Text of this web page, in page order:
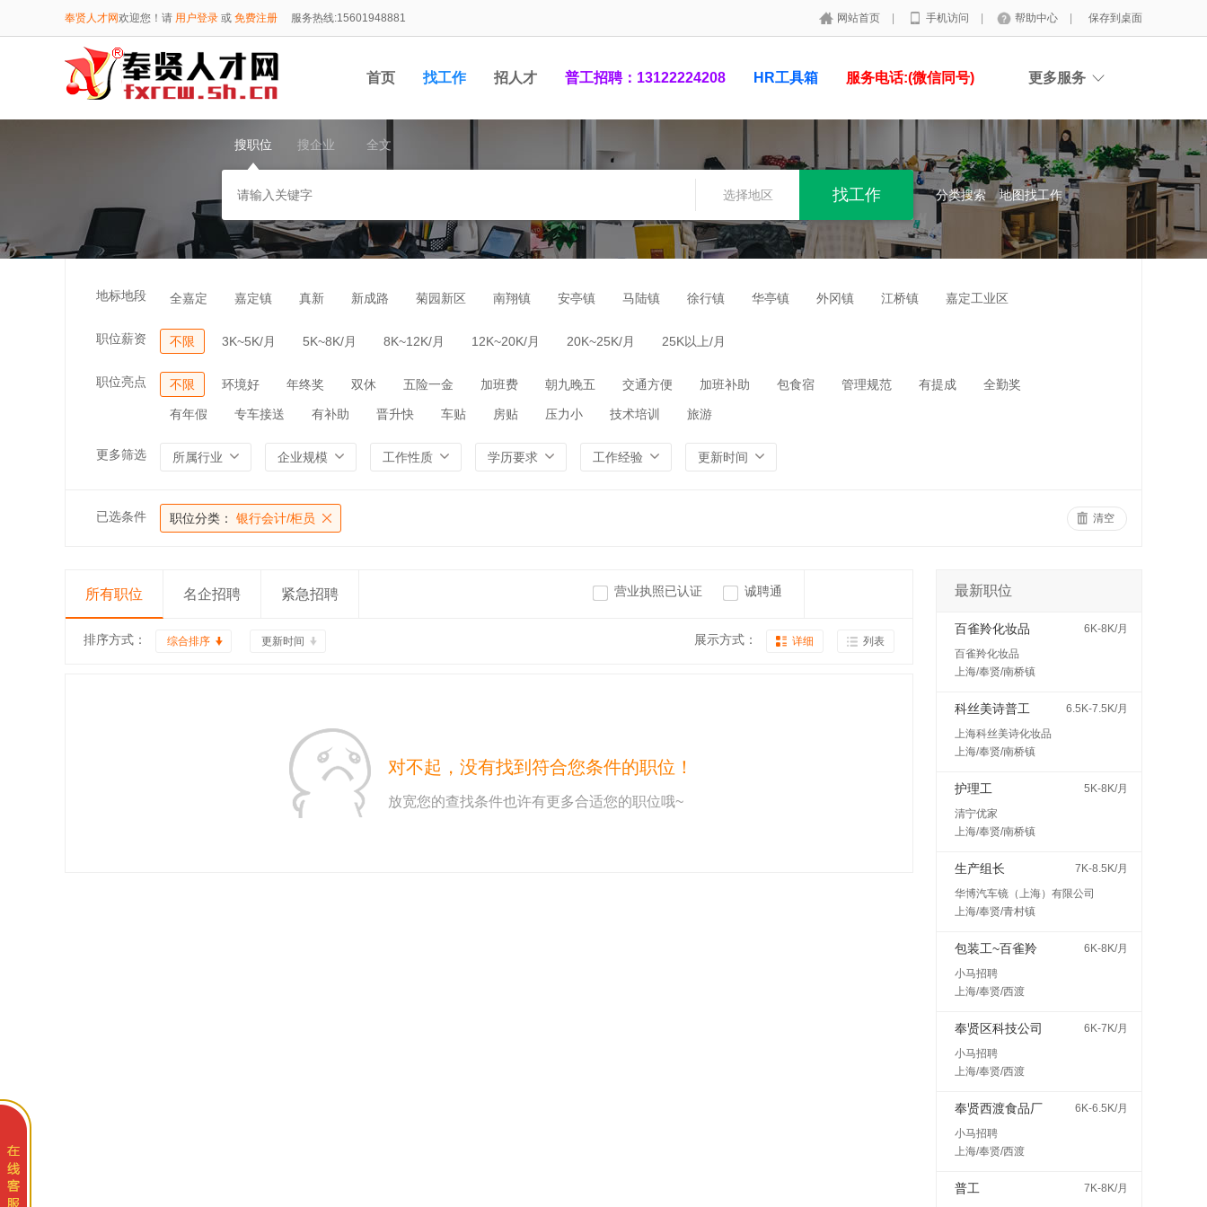
奉贤人才网欢迎您！请 用户登录 或 免费注册 服务热线:15601948881 网站首页 手机访问 帮助中心 保存到桌面
首页 找工作 招人才 普工招聘：13122224208 HR工具箱 服务电话:(微信同号) 更多服务
搜职位 搜企业 全文
选择地区 分类搜索 地图找工作
地标地段 全嘉定 嘉定镇 真新 新成路 菊园新区 南翔镇 安亭镇 马陆镇 徐行镇 华亭镇 外冈镇 江桥镇 嘉定工业区
职位薪资 不限 3K~5K/月 5K~8K/月 8K~12K/月 12K~20K/月 20K~25K/月 25K以上/月
职位亮点 不限 环境好 年终奖 双休 五险一金 加班费 朝九晚五 交通方便 加班补助 包食宿 管理规范 有提成 全勤奖
有年假 专车接送 有补助 晋升快 车贴 房贴 压力小 技术培训 旅游
更多筛选 所属行业 企业规模 工作性质 学历要求 工作经验 更新时间
已选条件 职位分类： 银行会计/柜员 清空
所有职位 名企招聘 紧急招聘 营业执照已认证 诚聘通
排序方式： 综合排序 更新时间 展示方式： 详细 列表
对不起，没有找到符合您条件的职位！
放宽您的查找条件也许有更多合适您的职位哦~
最新职位
百雀羚化妆品
6K-8K/月
百雀羚化妆品
上海/奉贤/南桥镇
科丝美诗普工
6.5K-7.5K/月
上海科丝美诗化妆品
上海/奉贤/南桥镇
护理工
5K-8K/月
清宁优家
上海/奉贤/南桥镇
生产组长
7K-8.5K/月
华博汽车镜（上海）有限公司
上海/奉贤/青村镇
包装工~百雀羚
6K-8K/月
小马招聘
上海/奉贤/西渡
奉贤区科技公司
6K-7K/月
小马招聘
上海/奉贤/西渡
奉贤西渡食品厂
6K-6.5K/月
小马招聘
上海/奉贤/西渡
普工 7K-8K/月